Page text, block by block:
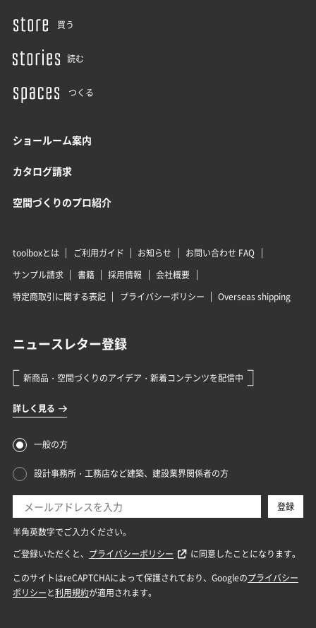
買う
読む
つくる
ショールーム案内
カタログ請求
空間づくりのプロ紹介
toolboxとは ご利用ガイド お知らせ
お問い合わせ FAQ
サンプル請求
書籍 採用情報
会社概要
特定商取引に関する表記
プライバシーポリシー Overseas shipping